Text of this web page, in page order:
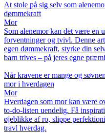
At stole på sig selv som
dømmekraft
Mor
Som alenemor kan det være en
forventninger og tvivl. Denne
egen dømmekraft, styrke din
barn trives – på jeres egne
Når kravene er mange og
mor i hverdagen
Mor
Hverdagen som mor kan være
to-do-listen uendelig. Få
øjeblikke af ro, slippe
travl hverdag.